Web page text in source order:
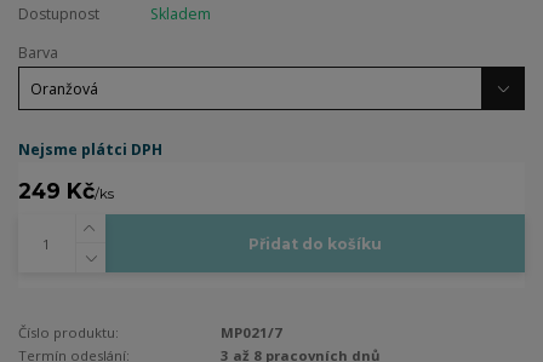
Dostupnost
Skladem
Barva
Nejsme plátci DPH
249 Kč/ks
Přidat do košíku
Číslo produktu:
MP021/7
Termín odeslání:
3 až 8 pracovních dnů